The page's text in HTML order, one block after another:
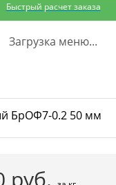
Быстрый расчет заказа
Загрузка меню...
руб.